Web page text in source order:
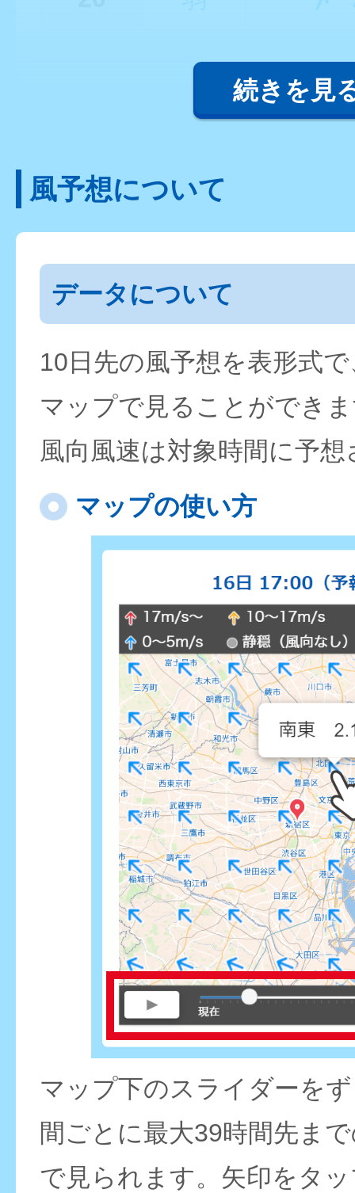
続きを見
風予想について
データについて
10日先の風予想を表形式
マップで見ることができ
風向風速は対象時間に予
マップの使い方
マップ下のスライダーを
間ごとに最大39時間先ま
で見られます。矢印をタ